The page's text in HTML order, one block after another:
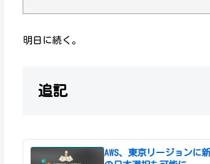
明日に続く。
追記
AWS、東京リージョン